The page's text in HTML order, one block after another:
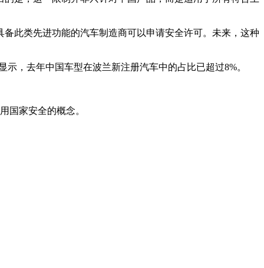
此类先进功能的汽车制造商可以申请安全许可。未来，这种
，去年中国车型在波兰新注册汽车中的占比已超过8%。
国家安全的概念。